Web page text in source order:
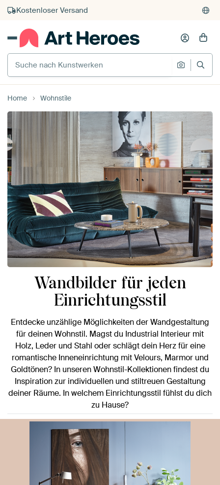
Kauf auf Rechnung
Individueller Druck auf Bestellung
Suche nach Kunstwerken
Suche
Home Wohnstile
Wandbilder für jeden
Einrichtungsstil
Entdecke unzählige Möglichkeiten der Wandgestaltung
für deinen Wohnstil. Magst du Industrial Interieur mit
Holz, Leder und Stahl oder schlägt dein Herz für eine
romantische Inneneinrichtung mit Velours, Marmor und
Goldtönen? In unseren Wohnstil-Kollektionen findest du
Inspiration zur individuellen und stiltreuen Gestaltung
deiner Räume. In welchem Einrichtungsstil fühlst du dich
zu Hause?